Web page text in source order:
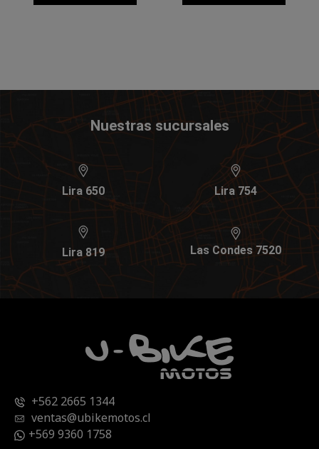
Nuestras sucursales
Lira 650 Lira 754
Lira 819 Las Condes 7520
+562 2665 1344
ventas@ubikemotos.cl
+569 9360 1758